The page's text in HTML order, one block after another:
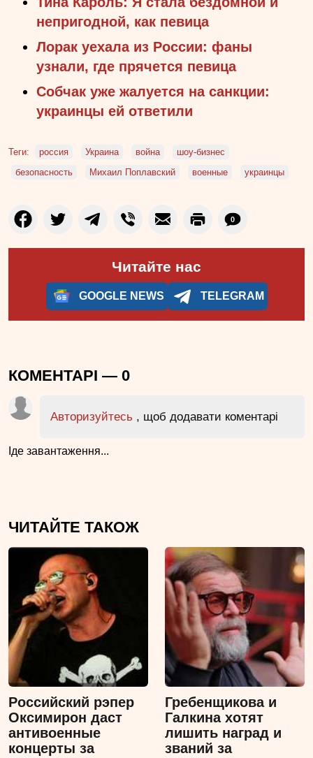
непригодной, как певица
Лорак уехала из России: фаны
узнали, где прячется певица
Собчак уже жалуется на санкции:
украинцы ей ответили
Теги: россия Украина война
шоу-бизнес
безопасность
Михаил Поплавский военные украинцы
0
Читайте нас
GOOGLE NEWS TELEGRAM
КОМЕНТАРІ — 0
Авторизуйтесь , щоб додавати коментарі
Іде завантаження...
ЧИТАЙТЕ ТАКОЖ
Российский рэпер
Оксимирон даст
антивоенные
концерты за
Гребенщикова и
Галкина хотят
лишить наград и
званий за